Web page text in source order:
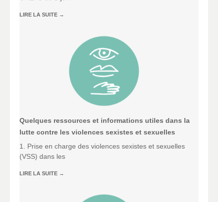
LIRE LA SUITE →
Quelques ressources et informations utiles dans la
lutte contre les violences sexistes et sexuelles
1. Prise en charge des violences sexistes et sexuelles
(VSS) dans les
LIRE LA SUITE →